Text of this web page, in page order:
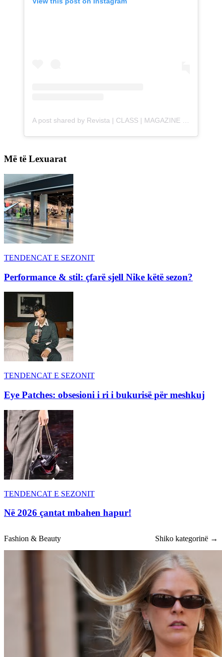
A post shared by Revista | CLASS | MAGAZINE (@revistaclass_)
Më të Lexuarat
TENDENCAT E SEZONIT
Performance & stil: çfarë sjell Nike këtë sezon?
TENDENCAT E SEZONIT
Eye Patches: obsesioni i ri i bukurisë për meshkuj
TENDENCAT E SEZONIT
Në 2026 çantat mbahen hapur!
Fashion & Beauty Shiko kategorinë →